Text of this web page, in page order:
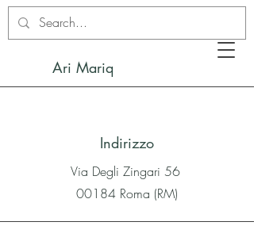
Ari Mariq
Indirizzo
Via Degli Zingari 56
00184 Roma (RM)